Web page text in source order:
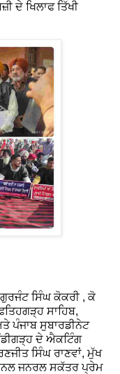
ਦੇ ਖਿਲਾਫ ਤਿੱਖੀ
ਸਿੰਘ ਕੋਕਰੀ , ਕੋ
ਸਾਹਿਬ,
ਪੰਜਾਬ ਸੁਬਾਰਡੀਨੇਟ
ਦੇ ਐਕਟਿੰਗ
ਸਿੰਘ ਰਾਣਵਾਂ, ਮੁੱਖ
ਜਨਰਲ ਸਕੱਤਰ ਪ੍ਰੇਮ